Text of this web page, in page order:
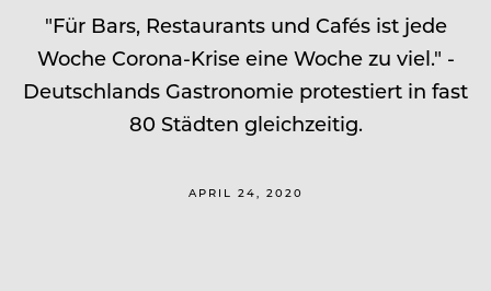
"Für Bars, Restaurants und Cafés ist jede
Woche Corona-Krise eine Woche zu viel." -
Deutschlands Gastronomie protestiert in fast
80 Städten gleichzeitig.
APRIL 24, 2020